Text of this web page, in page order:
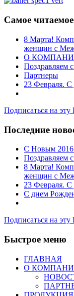
Самое читаемое
8 Марта!
женщин с
О
Поздравляем
Партнеры
23 Февраля.
Подписаться на эту
Последние
C Новым 2016
Поздравляем
8 Марта!
женщин с
23 Февраля.
С днем
Подписаться на эту
Быстрое меню
ГЛАВНАЯ
О